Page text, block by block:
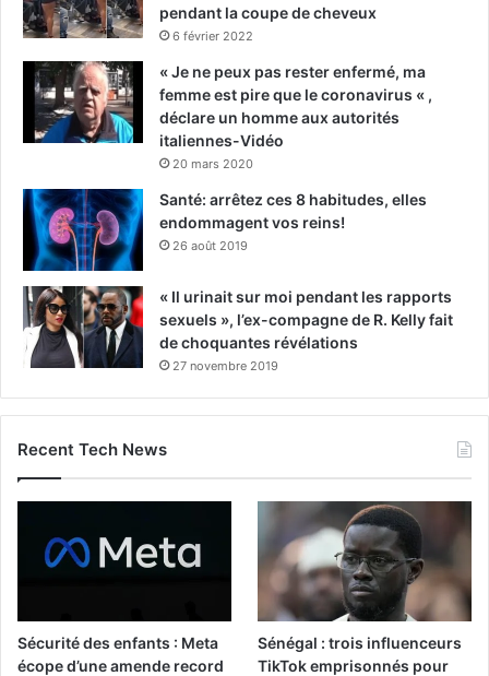
pendant la coupe de cheveux
6 février 2022
« Je ne peux pas rester enfermé, ma
femme est pire que le coronavirus « ,
déclare un homme aux autorités
italiennes-Vidéo
20 mars 2020
Santé: arrêtez ces 8 habitudes, elles
endommagent vos reins!
26 août 2019
« Il urinait sur moi pendant les rapports
sexuels », l’ex-compagne de R. Kelly fait
de choquantes révélations
27 novembre 2019
Recent Tech News
Sécurité des enfants : Meta
écope d’une amende record
Sénégal : trois influenceurs
TikTok emprisonnés pour